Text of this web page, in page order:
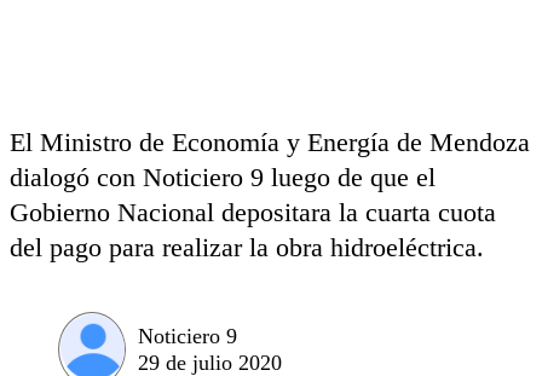
El Ministro de Economía y Energía de Mendoza
dialogó con Noticiero 9 luego de que el
Gobierno Nacional depositara la cuarta cuota
del pago para realizar la obra hidroeléctrica.
Noticiero 9
29 de julio 2020